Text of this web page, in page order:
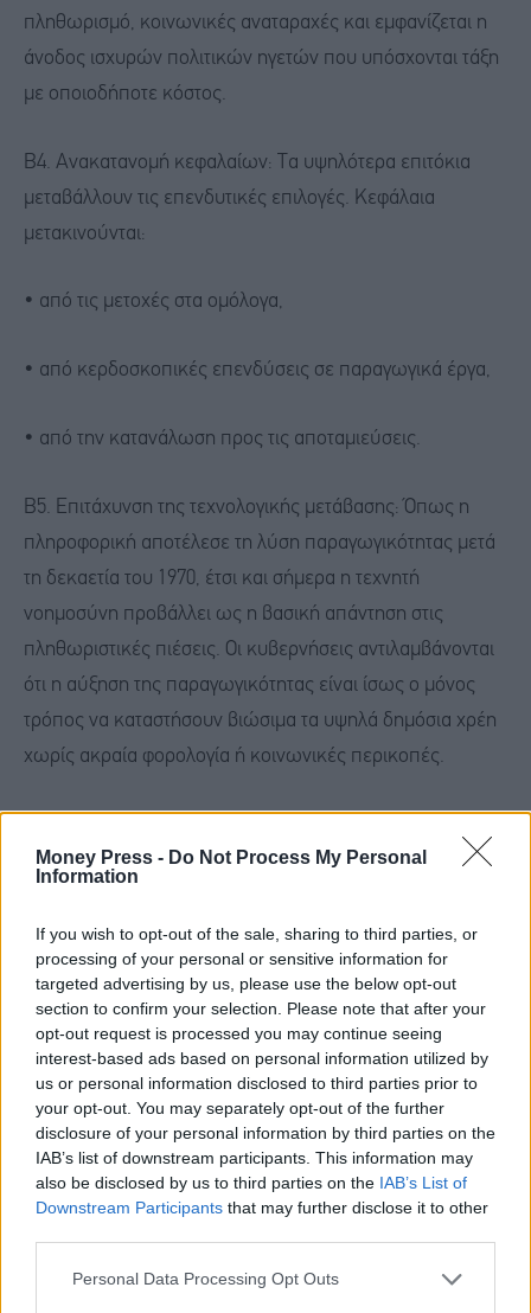
Money Press - Do Not Process My Personal
Information
If you wish to opt-out of the sale, sharing to third parties, or
processing of your personal or sensitive information for
targeted advertising by us, please use the below opt-out
section to confirm your selection. Please note that after your
opt-out request is processed you may continue seeing
interest-based ads based on personal information utilized by
us or personal information disclosed to third parties prior to
your opt-out. You may separately opt-out of the further
disclosure of your personal information by third parties on the
IAB’s list of downstream participants. This information may
also be disclosed by us to third parties on the IAB’s List of
Downstream Participants that may further disclose it to other
Personal Data Processing Opt Outs
πληθωρισμό, κοινωνικές αναταραχές και εμφανίζεται η
άνοδος ισχυρών πολιτικών ηγετών που υπόσχονται τάξη
με οποιοδήποτε κόστος.
Β4. Ανακατανομή κεφαλαίων: Τα υψηλότερα επιτόκια
μεταβάλλουν τις επενδυτικές επιλογές. Κεφάλαια
μετακινούνται:
• από τις μετοχές στα ομόλογα,
• από κερδοσκοπικές επενδύσεις σε παραγωγικά έργα,
• από την κατανάλωση προς τις αποταμιεύσεις.
Β5. Επιτάχυνση της τεχνολογικής μετάβασης: Όπως η
πληροφορική αποτέλεσε τη λύση παραγωγικότητας μετά
τη δεκαετία του 1970, έτσι και σήμερα η τεχνητή
νοημοσύνη προβάλλει ως η βασική απάντηση στις
πληθωριστικές πιέσεις. Οι κυβερνήσεις αντιλαμβάνονται
ότι η αύξηση της παραγωγικότητας είναι ίσως ο μόνος
τρόπος να καταστήσουν βιώσιμα τα υψηλά δημόσια χρέη
χωρίς ακραία φορολογία ή κοινωνικές περικοπές.
τεχνολογικές συνθήκες, οι ομοιότητες είναι
Σύγκριση μεγακύκλων της οικονομίας
Μεγάκυκλος 1968-2024 Μεγάκυκλος 2024-2080
Πόλεμος Βιετνάμ Πόλεμος Ουκρανίας
Πετρελαϊκή κρίση Ενεργειακή κρίση
Κατάρρευση Bretton Woods Αμφισβήτηση
παγκοσμιοποίησης